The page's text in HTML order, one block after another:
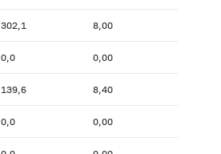
302,1 8,00
0,0 0,00
139,6 8,40
0,0 0,00